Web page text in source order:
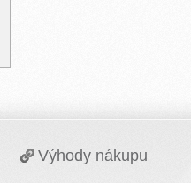
Výhody nákupu